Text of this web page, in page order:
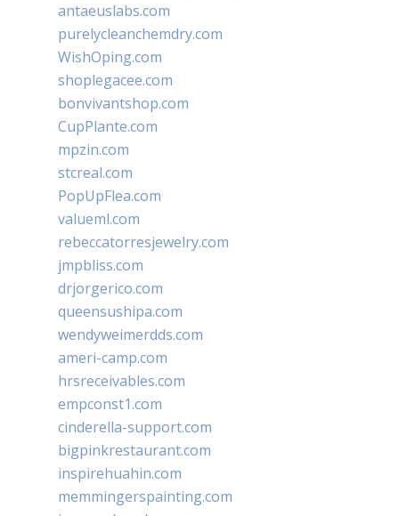
antaeuslabs.com
purelycleanchemdry.com
WishOping.com
shoplegacee.com
bonvivantshop.com
CupPlante.com
mpzin.com
stcreal.com
PopUpFlea.com
valueml.com
rebeccatorresjewelry.com
jmpbliss.com
drjorgerico.com
queensushipa.com
wendyweimerdds.com
ameri-camp.com
hrsreceivables.com
empconst1.com
cinderella-support.com
bigpinkrestaurant.com
inspirehuahin.com
memmingerspainting.com